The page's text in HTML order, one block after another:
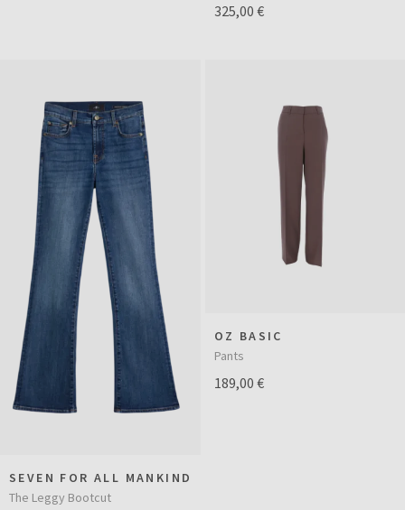
325,00 €
SEVEN FOR ALL MANKIND
The Leggy Bootcut
OZ BASIC
Pants
189,00 €